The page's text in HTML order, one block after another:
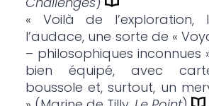
« Voilà de
l’audace, une sorte de «
– philosophiques inconnues
bien équipé, avec
boussole et, surtout, un